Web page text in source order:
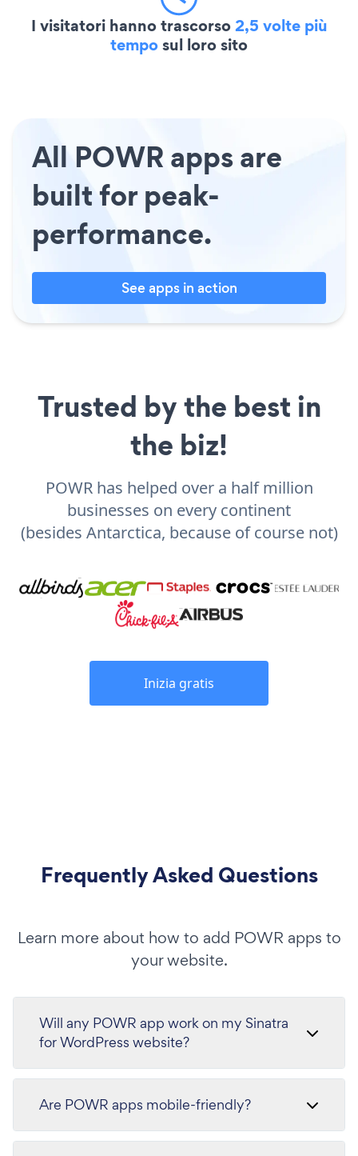
I visitatori hanno trascorso2,5 volte più
temposul loro sito
All POWR apps are
built for peak-
performance.
See apps in action
Trusted by the best in
the biz!
POWR has helped over a half million
businesses on every continent
(besides Antarctica, because of course not)
Inizia gratis
Frequently Asked Questions
Learn more about how to add POWR apps to
your website.
Will any POWR app work on my Sinatra
for WordPress website?
Are POWR apps mobile-friendly?